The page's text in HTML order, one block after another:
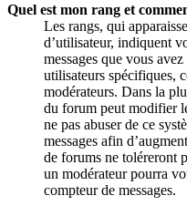
Quel est mon rang et
Les rangs, qui
d’utilisateur, indiquent
messages que vous
utilisateurs spécifiques,
modérateurs. Dans la
du forum peut modifier
ne pas abuser de ce
messages afin
de forums ne toléreront
un modérateur pourra
compteur de messages.